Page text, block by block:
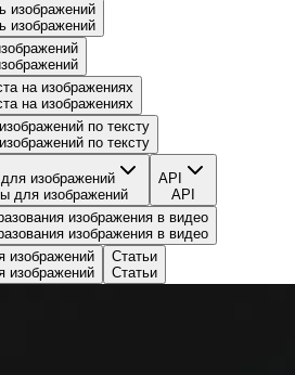
изображений
изображений
на изображениях
на изображениях
по тексту
по тексту
изображений
для изображений
API
API
изображения в видео
изображения в видео
изображений
изображений
Статьи
Статьи